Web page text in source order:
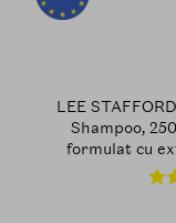
LEE
Shampoo,
formulat cu
hidrolizata,
a impuritatilor,
produse de